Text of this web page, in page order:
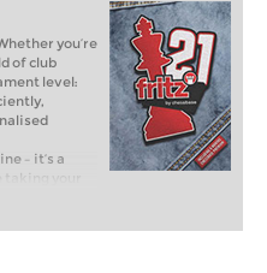
you’re
of club
level:
– it’s a
your
or already
you can
with a